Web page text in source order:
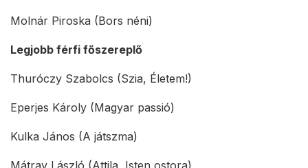
Molnár Piroska (Bors néni)
Legjobb férfi főszereplő
Thuróczy Szabolcs (Szia, Életem!)
Eperjes Károly (Magyar passió)
Kulka János (A játszma)